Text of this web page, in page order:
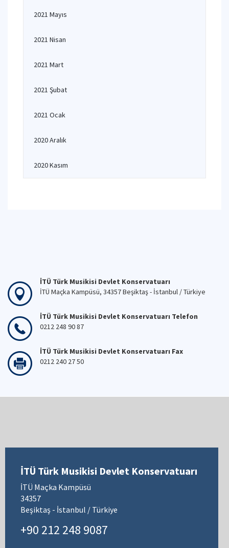
2021 Mayıs
2021 Nisan
2021 Mart
2021 Şubat
2021 Ocak
2020 Aralık
2020 Kasım
İTÜ Türk Musikisi Devlet Konservatuarı
İTÜ Maçka Kampüsü, 34357 Beşiktaş - İstanbul / Türkiye
İTÜ Türk Musikisi Devlet Konservatuarı Telefon
0212 248 90 87
İTÜ Türk Musikisi Devlet Konservatuarı Fax
0212 240 27 50
İTÜ Türk Musikisi Devlet Konservatuarı
İTÜ Maçka Kampüsü
34357
Beşiktaş - İstanbul / Türkiye
+90 212 248 9087